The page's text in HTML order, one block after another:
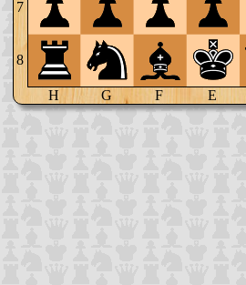
7
8
H G F E